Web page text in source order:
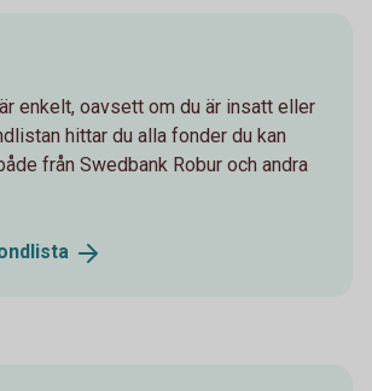
enkelt, oavsett om du är insatt eller
hittar du alla fonder du kan
från Swedbank Robur och andra